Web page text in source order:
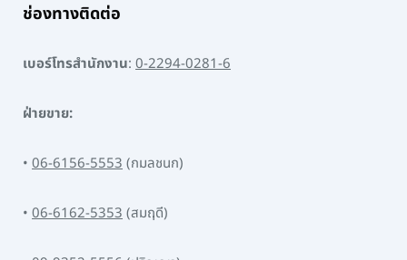
ช่องทางติดต่อ
เบอร์โทรสำนักงาน: 0-2294-0281-6
ฝ่ายขาย:
• 06-6156-5553(กมลชนก)
• 06-6162-5353(สมฤดี)